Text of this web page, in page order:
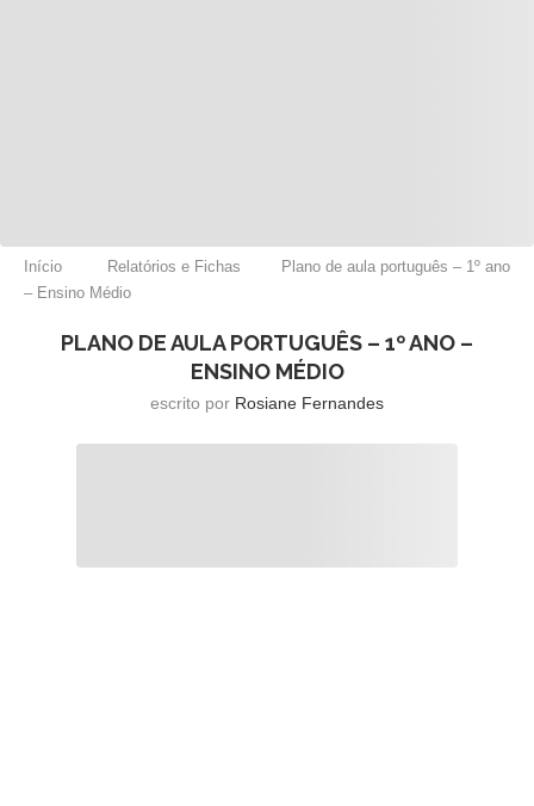
Início Relatórios e Fichas
Plano de aula português – 1º ano
– Ensino Médio
PLANO DE AULA PORTUGUÊS – 1º ANO –
ENSINO MÉDIO
escrito por Rosiane Fernandes